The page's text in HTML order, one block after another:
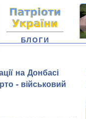
БЛОГИ
на Донбасі
- військовий